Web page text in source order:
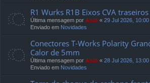
R1 Wurks R1B Eixos CVA
Última mensagem por Abib « 29 Jul 2026, 10:00
Enviado em Novidades
Conectores T-Works Polarity
Calor de 5mm
Última mensagem por Abib « 28 Jul 2026, 13:00
Enviado em Novidades